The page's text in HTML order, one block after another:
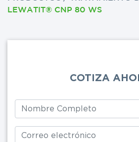
LEWATIT® CNP 80 WS
COTIZA